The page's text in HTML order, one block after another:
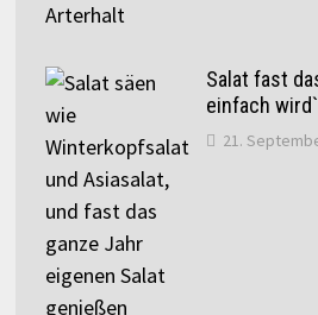
Salat fast
einfach
21.